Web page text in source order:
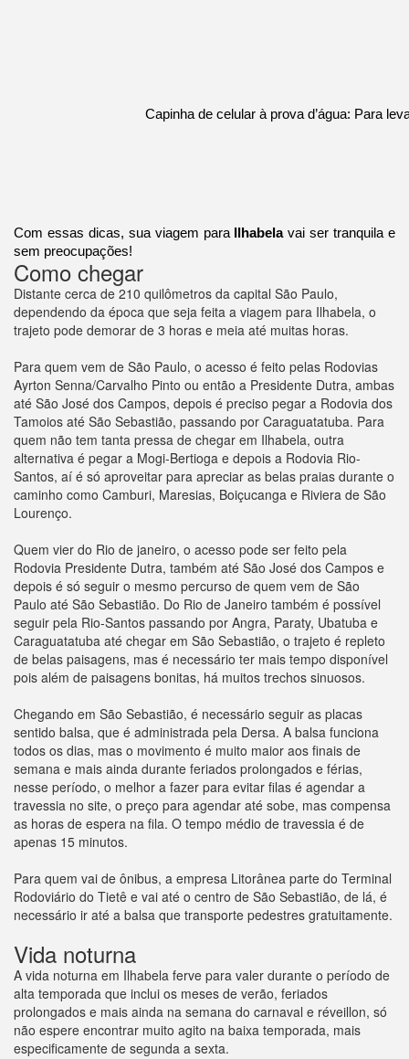
Capinha de celular à prova d’água: Para
Com essas dicas, sua viagem para Ilhabelavai ser tranquila e
sem preocupações!
Como chegar
Distante cerca de 210 quilômetros da capital São Paulo,
dependendo da época que seja feita a viagem para Ilhabela, o
trajeto pode demorar de 3 horas e meia até muitas horas.
Para quem vem de São Paulo, o acesso é feito pelas Rodovias
Ayrton Senna/Carvalho Pinto ou então a Presidente Dutra, ambas
até São José dos Campos, depois é preciso pegar a Rodovia dos
Tamoios até São Sebastião, passando por Caraguatatuba. Para
quem não tem tanta pressa de chegar em Ilhabela, outra
alternativa é pegar a Mogi-Bertioga e depois a Rodovia Rio-
Santos, aí é só aproveitar para apreciar as belas praias durante o
caminho como Camburi, Maresias, Boiçucanga e Riviera de São
Lourenço.
Quem vier do Rio de janeiro, o acesso pode ser feito pela
Rodovia Presidente Dutra, também até São José dos Campos e
depois é só seguir o mesmo percurso de quem vem de São
Paulo até São Sebastião. Do Rio de Janeiro também é possível
seguir pela Rio-Santos passando por Angra, Paraty, Ubatuba e
Caraguatatuba até chegar em São Sebastião, o trajeto é repleto
de belas paisagens, mas é necessário ter mais tempo disponível
pois além de paisagens bonitas, há muitos trechos sinuosos.
Chegando em São Sebastião, é necessário seguir as placas
sentido balsa, que é administrada pela Dersa. A balsa funciona
todos os dias, mas o movimento é muito maior aos finais de
semana e mais ainda durante feriados prolongados e férias,
nesse período, o melhor a fazer para evitar filas é agendar a
travessia no site, o preço para agendar até sobe, mas compensa
as horas de espera na fila. O tempo médio de travessia é de
apenas 15 minutos.
Para quem vai de ônibus, a empresa Litorânea parte do Terminal
Rodoviário do Tietê e vai até o centro de São Sebastião, de lá, é
necessário ir até a balsa que transporte pedestres gratuitamente.
Vida noturna
A vida noturna em Ilhabela ferve para valer durante o período de
alta temporada que inclui os meses de verão, feriados
prolongados e mais ainda na semana do carnaval e réveillon, só
não espere encontrar muito agito na baixa temporada, mais
especificamente de segunda a sexta.